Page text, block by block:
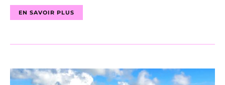
EN SAVOIR PLUS